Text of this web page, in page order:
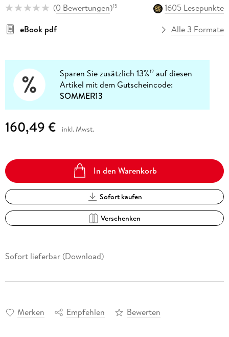
(0 Bewertungen)15
1605 Lesepunkte
eBook pdf
Alle 3 Formate
Sparen Sie zusätzlich 13%12 auf diesen
Artikel mit dem Gutscheincode:
SOMMER13
160,49 € inkl. Mwst.
In den Warenkorb
Sofort kaufen
Verschenken
Sofort lieferbar (Download)
Merken Empfehlen Bewerten